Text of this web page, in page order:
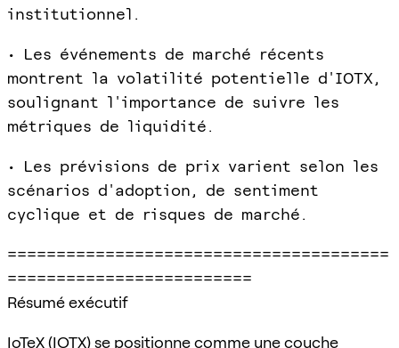
institutionnel.
• Les événements de marché récents
montrent la volatilité potentielle d'IOTX,
soulignant l'importance de suivre les
métriques de liquidité.
• Les prévisions de prix varient selon les
scénarios d'adoption, de sentiment
cyclique et de risques de marché.
=======================================
=========================
Résumé exécutif
IoTeX (IOTX) se positionne comme une couche